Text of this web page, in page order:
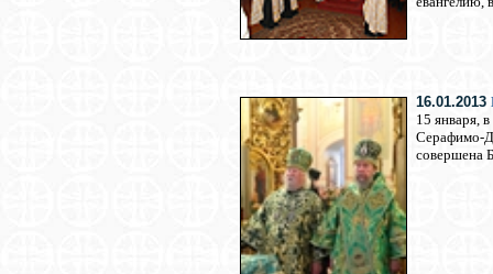
16.01.2013
15 января,
Серафимо-
совершена